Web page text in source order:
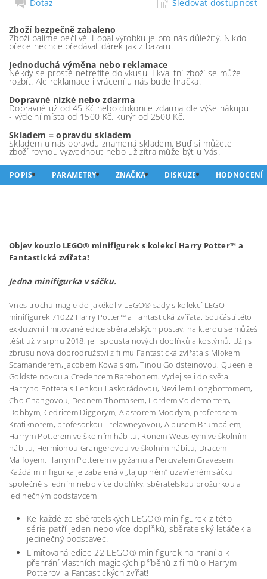
Dotaz Sledovat dostupnost
Zboží bezpečně zabaleno
Zboží balíme pečlivě. I obal výrobku je pro nás důležitý. Nikdo
přece nechce předávat dárek jak z bazaru.
Jednoduchá výměna nebo reklamace
Někdy se prostě netrefíte do vkusu. I kvalitní zboží se může
rozbít. Ale reklamace i vrácení u nás bude hračka.
Dopravné nízké nebo zdarma
Dopravné už od 45 Kč nebo dokonce zdarma dle výše nákupu
- výdejní místa od 1500 Kč, kurýr od 2500 Kč.
Skladem = opravdu skladem
Skladem u nás opravdu znamená skladem. Buď si můžete
zboží rovnou vyzvednout nebo už zítra může být u Vás.
POPIS PARAMETRY ZNAČKA DISKUZE HODNOCENÍ
Objev kouzlo LEGO® minifigurek s kolekcí Harry Potter™ a
Fantastická zvířata!
Jedna minifigurka v sáčku.
Vnes trochu magie do jakékoliv LEGO® sady s kolekcí LEGO
minifigurek 71022 Harry Potter™ a Fantastická zvířata. Součástí této
exkluzivní limitované edice sběratelských postav, na kterou se můžeš
těšit už v srpnu 2018, je i spousta nových doplňků a kostýmů. Užij si
zbrusu nová dobrodružství z filmu Fantastická zvířata s Mlokem
Scamanderem, Jacobem Kowalskim, Tinou Goldsteinovou, Queenie
Goldsteinovou a Credencem Barebonem. Vydej se i do světa
Harryho Pottera s Lenkou Laskorádovou, Nevillem Longbottomem,
Cho Changovou, Deanem Thomasem, Lordem Voldemortem,
Dobbym, Cedricem Diggorym, Alastorem Moodym, proferosem
Kratiknotem, profesorkou Trelawneyovou, Albusem Brumbálem,
Harrym Potterem ve školním hábitu, Ronem Weasleym ve školním
hábitu, Hermionou Grangerovou ve školním hábitu, Dracem
Malfoyem, Harrym Potterem v pyžamu a Percivalem Gravesem!
Každá minifigurka je zabalená v „tajuplném“ uzavřeném sáčku
společně s jedním nebo více doplňky, sběratelskou brožurkou a
jedinečným podstavcem.
Ke každé ze sběratelských LEGO® minifigurek z této
série patří jeden nebo více doplňků, sběratelský letáček a
jedinečný podstavec.
Limitovaná edice 22 LEGO® minifigurek na hraní a k
přehrání vlastních magických příběhů z filmů o Harrym
Potterovi a Fantastických zvířat!